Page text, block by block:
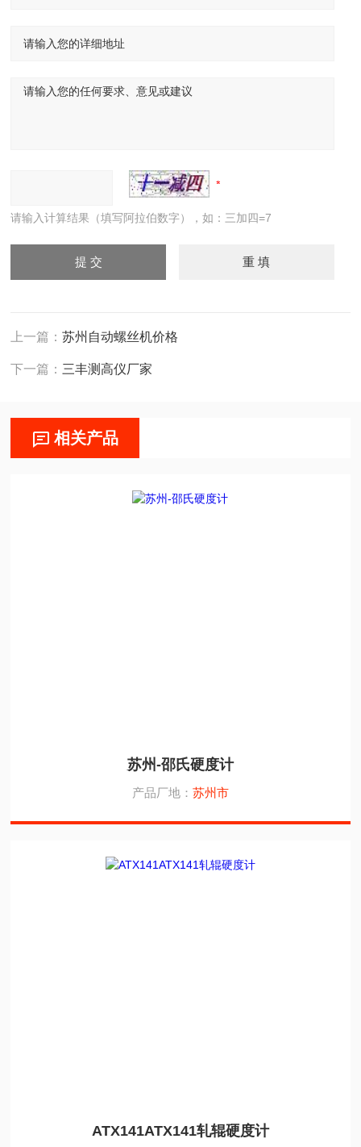
请输入计算结果（填写阿拉伯数字），如：三加四=7
上一篇：苏州自动螺丝机价格
下一篇： 三丰测高仪厂家
相关产品
苏州-邵氏硬度计
产品厂地： 苏州市
ATX141ATX141轧辊硬度计